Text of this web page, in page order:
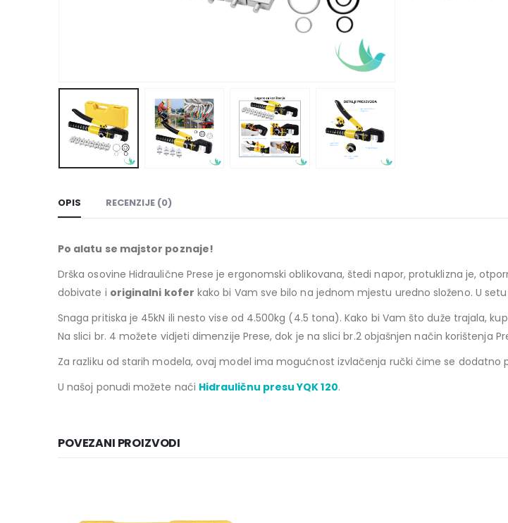
OPIS RECENZIJE (0)
Po alatu se majstor poznaje!
Drška osovine Hidraulične Prese je ergonomski oblikovana, štedi napor, protuklizna je,
dobivate i originalni kofer kako bi Vam sve bilo na jednom mjestu uredno složeno. U
Snaga pritiska je 45kN ili nesto vise od 4.500kg (4.5 tona). Kako bi Vam što duže trajala,
Na slici br. 4 možete vidjeti dimenzije Prese, dok je na slici br.2 objašnjen način korištenja
Za razliku od starih modela, ovaj model ima mogućnost izvlačenja ručki čime se dodatno
U našoj ponudi možete naći Hidrauličnu presu YQK 120.
POVEZANI PROIZVODI